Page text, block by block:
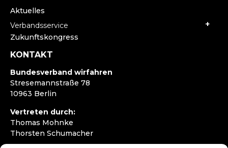
Aktuelles
Verbandsservice
Zukunftskongress
KONTAKT
Bundesverband wirfahren
Stresemannstraße 78
10963 Berlin
Vertreten durch:
Thomas Mohnke
Thorsten Schumacher